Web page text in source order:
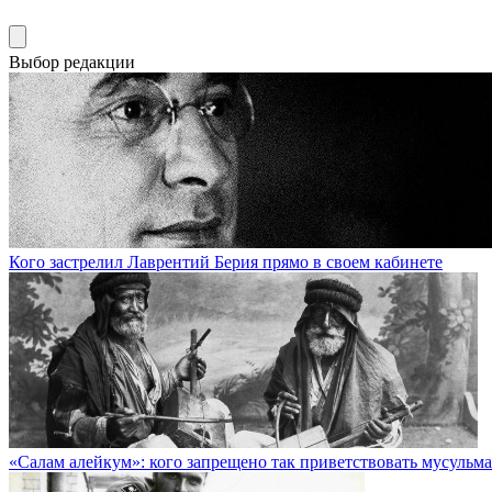
Выбор редакции
Кого застрелил Лаврентий Берия прямо в своем кабинете
«Салам алейкум»: кого запрещено так приветствовать